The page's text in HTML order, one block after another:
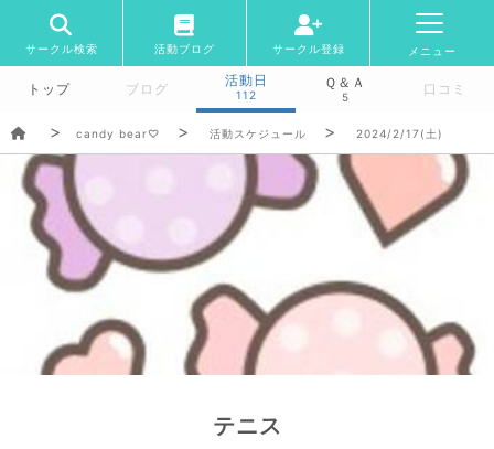
サークル検索 活動ブログ サークル登録 メニュー
トップ ブログ
活動日
112
Ｑ＆Ａ
5 口コミ
candy bear♡ 活動スケジュール 2024/2/17(土)
テニス